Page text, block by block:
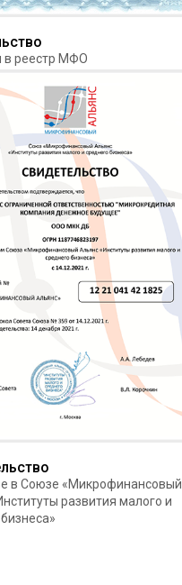
в реестр МФО
в Союзе «Микрофинансовый
развития малого и